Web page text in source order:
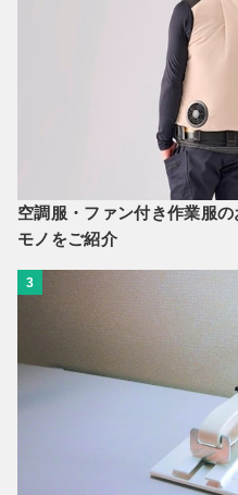
空調服・ファン付き作業服
モノをご紹介
3